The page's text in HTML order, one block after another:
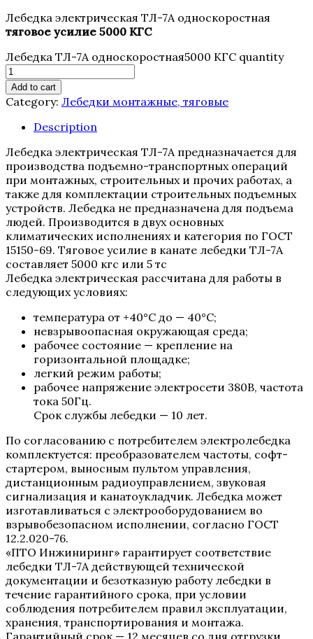
Лебедка электрическая ТЛ-7А односкоростная
тяговое усилие 5000 КГС
Лебедка ТЛ-7А односкоростная5000 КГС quantity
Add to cart
Category: Лебедки монтажные, тяговые
Description
Лебедка электрическая ТЛ-7А предназначается для
производства подъемно-транспортных операций
при монтажных, строительных и прочих работах, а
также для комплектации строительных подъемных
устройств. Лебедка не предназначена для подъема
людей. Производится в двух основных
климатических исполнениях и категория по ГОСТ
15150-69. Тяговое усилие в канате лебедки ТЛ-7А
составляет 5000 кгс или 5 тс
Лебедка электрическая рассчитана для работы в
следующих условиях:
температура от +40°С до — 40°С;
невзрывоопасная окружающая среда;
рабочее состояние — крепление на
горизонтальной площадке;
легкий режим работы;
рабочее напряжение электросети 380В, частота
тока 50Гц.
Срок службы лебедки — 10 лет.
По согласованию с потребителем электролебедка
комплектуется: преобразователем частоты, софт-
стартером, выносным пультом управления,
дистанционным радиоуправлением, звуковая
сигнализация и канатоукладчик. Лебедка может
изготавливаться с электрооборудованием во
взрывобезопасном исполнении, согласно ГОСТ
12.2.020-76.
«ПТО Инжиниринг» гарантирует соответствие
лебедки ТЛ-7А действующей технической
документации и безотказную работу лебедки в
течение гарантийного срока, при условии
соблюдения потребителем правил эксплуатации,
хранения, транспортирования и монтажа.
Гарантийный срок — 12 месяцев со дня отгрузки.